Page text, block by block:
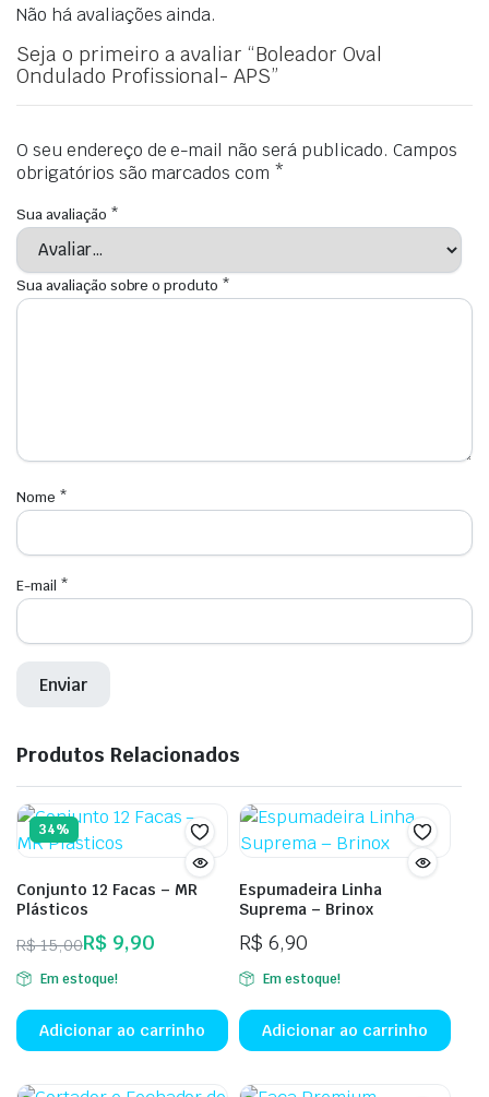
Não há avaliações ainda.
Seja o primeiro a avaliar “Boleador Oval
Ondulado Profissional- APS”
O seu endereço de e-mail não será publicado. Campos
obrigatórios são marcados com *
Sua avaliação *
Sua avaliação sobre o produto *
Nome *
E-mail *
Produtos Relacionados
34%
Conjunto 12 Facas – MR
Plásticos
R$15,00
O
preço
original
era:
R$9,90
O
preço
atual
é:
Em estoque!
Adicionar ao carrinho
Espumadeira Linha
Suprema – Brinox
R$ 6,90
Em estoque!
Adicionar ao carrinho